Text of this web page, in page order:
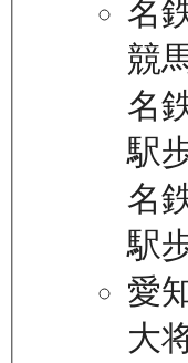
名
競
名
駅
名
駅
愛
大